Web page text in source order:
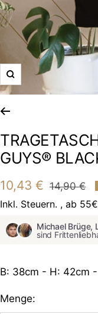
GUYS®
Angebotspreis
10,43 € Regulärer
Preis
14,90 €
Inkl. Steuern. , ab
Michael Brüge,
sind
B: 38cm - H: 42cm
Menge: